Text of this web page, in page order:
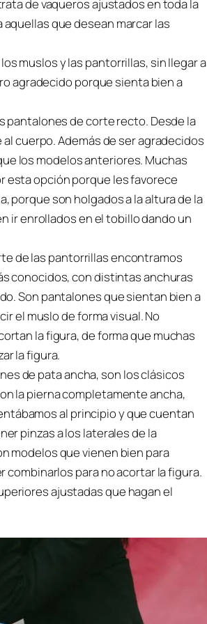
de vaqueros ajustados en toda la
que desean marcar las
muslos y las pantorrillas, sin llegar a
agradecido porque sienta bien a
pantalones de corte recto. Desde la
cuerpo. Además de ser agradecidos
los modelos anteriores. Muchas
esta opción porque les favorece
porque son holgados a la altura de la
ir enrollados en el tobillo dando un
de las pantorrillas encontramos
conocidos, con distintas anchuras
Son pantalones que sientan bien a
el muslo de forma visual. No
la figura, de forma que muchas
la figura.
de pata ancha, son los clásicos
la pierna completamente ancha,
al principio y que cuentan
pinzas a los laterales de la
modelos que vienen bien para
combinarlos para no acortar la figura.
ajustadas que hagan el